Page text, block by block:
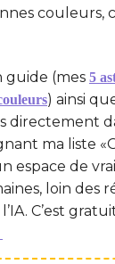
couleurs,
guide (mes 5
) ainsi
directement
ma liste
espace de
loin des
C’est